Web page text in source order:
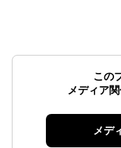
この
メディア
メデ